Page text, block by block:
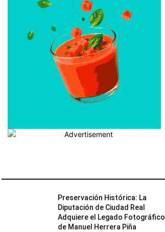
Preservación Histórica: La
Diputación de Ciudad Real
Adquiere el Legado Fotográfico
de Manuel Herrera Piña